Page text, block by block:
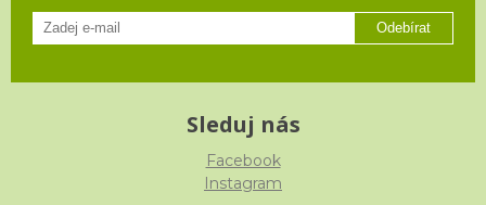
Odebírat
Sleduj nás
Facebook
Instagram